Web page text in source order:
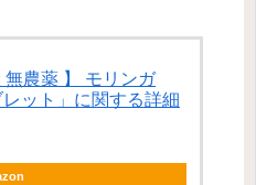
農薬 】 モリンガ
ット」に関する詳細